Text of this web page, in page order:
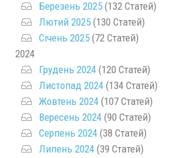
Березень 2025 (132 Статей)
Лютий 2025 (130 Статей)
Січень 2025 (72 Статей)
2024
Грудень 2024 (120 Статей)
Листопад 2024 (134 Статей)
Жовтень 2024 (107 Статей)
Вересень 2024 (90 Статей)
Серпень 2024 (38 Статей)
Липень 2024 (39 Статей)